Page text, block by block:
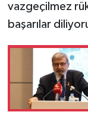
vazgeçilmez
başarılar